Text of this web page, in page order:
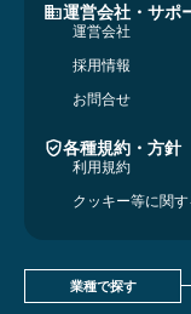
運営会社・サポ
運営会社
採用情報
お問合せ
各種規約・方針
利用規約
クッキー等に関
業種で探す